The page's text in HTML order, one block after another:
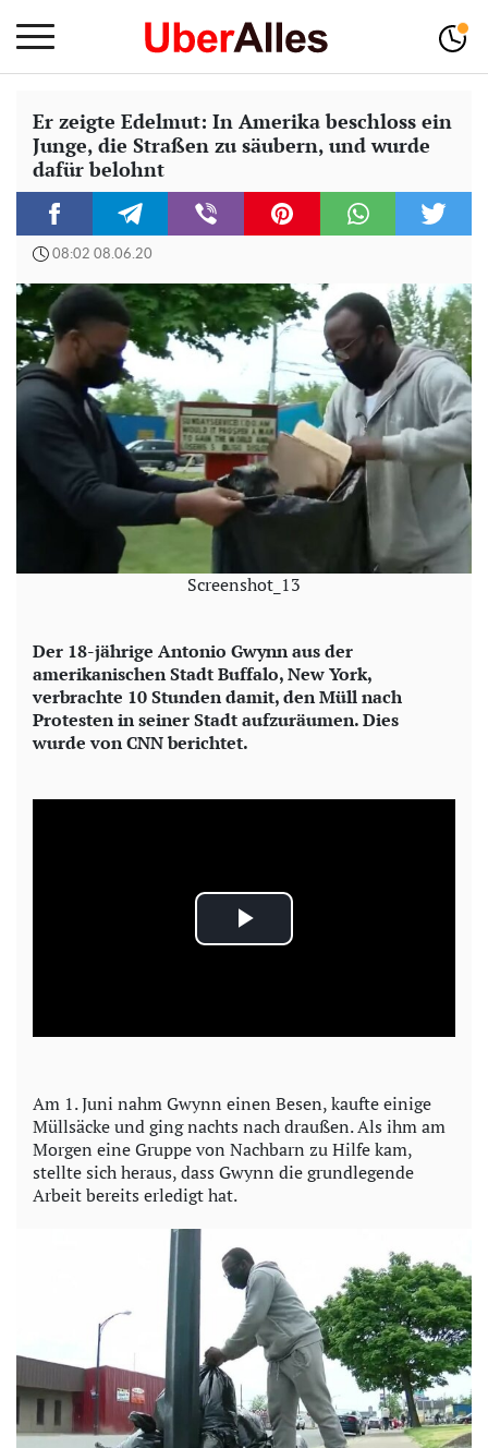
Er zeigte Edelmut: In Amerika beschloss ein
Junge, die Straßen zu säubern, und wurde
dafür belohnt
08:02 08.06.20
Screenshot_13
Der 18-jährige Antonio Gwynn aus der
amerikanischen Stadt Buffalo, New York,
verbrachte 10 Stunden damit, den Müll nach
Protesten in seiner Stadt aufzuräumen. Dies
wurde von CNN berichtet.
P
a
V
i
e
o
Am 1. Juni nahm Gwynn einen Besen, kaufte einige
Müllsäcke und ging nachts nach draußen. Als ihm am
Morgen eine Gruppe von Nachbarn zu Hilfe kam,
stellte sich heraus, dass Gwynn die grundlegende
Arbeit bereits erledigt hat.